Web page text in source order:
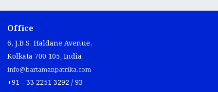
Office
6, J.B.S. Haldane Avenue,
Kolkata 700 105, India.
info@bartamanpatrika.com
+91 - 33 2251 3292 / 93